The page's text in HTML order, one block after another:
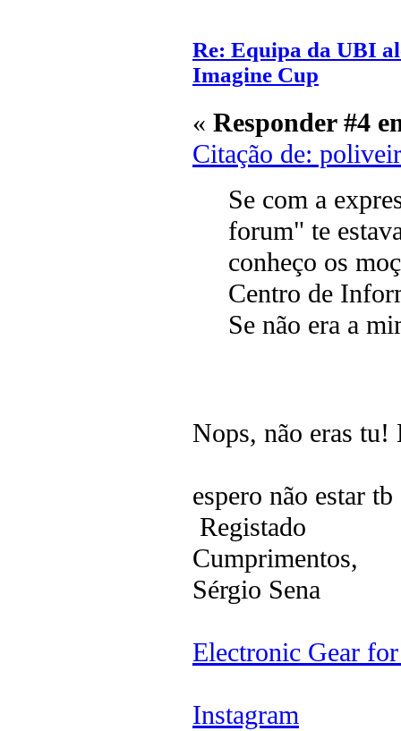
Re: Equipa da UBI
Imagine Cup
« Responder #4
Citação de:
Se com a
forum" te
conheço os
Centro de
Se não era a
Nops, não eras
espero não estar
Registado
Cumprimentos,
Sérgio Sena
Electronic Gear
Instagram